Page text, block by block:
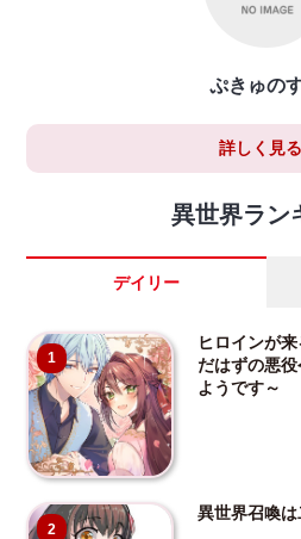
ぷきゅの
詳しく見
異世界ラン
デイリー
1
ヒロインが
だはずの悪
ようです～
2
異世界召喚